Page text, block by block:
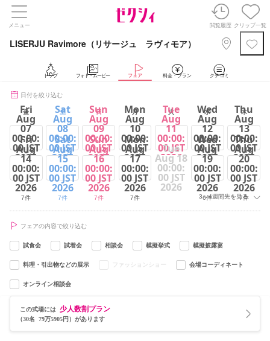
メニュー 閲覧履歴 クリップ一覧
LISERJU Ravimore（リサージュ ラヴィモア）
トップ フォト・ムービー フェア 料金・プラン クチコミ
日付を絞り込む
金 土 日 月 火 水 木
Fri
Aug
07
00:00:
00 JST
2026
7件
Sat
Aug
08
00:00:
00 JST
2026
7件
Sun
Aug
09
00:00:
00 JST
2026
7件
Mon
Aug
10
00:00:
00 JST
2026
7件
Tue
Aug
11
00:00:
00 JST
2026
7件
Wed
Aug
12
00:00:
00 JST
2026
6件
Thu
Aug
13
00:00:
00 JST
2026
7件
Fri
Aug
14
00:00:
00 JST
2026
7件
Sat
Aug
15
00:00:
00 JST
2026
7件
Sun
Aug
16
00:00:
00 JST
2026
7件
Mon
Aug
17
00:00:
00 JST
2026
7件
Tue
Aug 18
00:00:
00 JST
2026
Wed
Aug
19
00:00:
00 JST
2026
6件
Thu
Aug
20
00:00:
00 JST
2026
7件
3～4週間先を見る
フェアの内容で絞り込む
試食会 試着会 相談会 模擬挙式 模擬披露宴
料理・引出物などの展示 ファッションショー 会場コーディネート
オンライン相談会
この式場には 少人数割プラン
（30名 79万5905円）があります